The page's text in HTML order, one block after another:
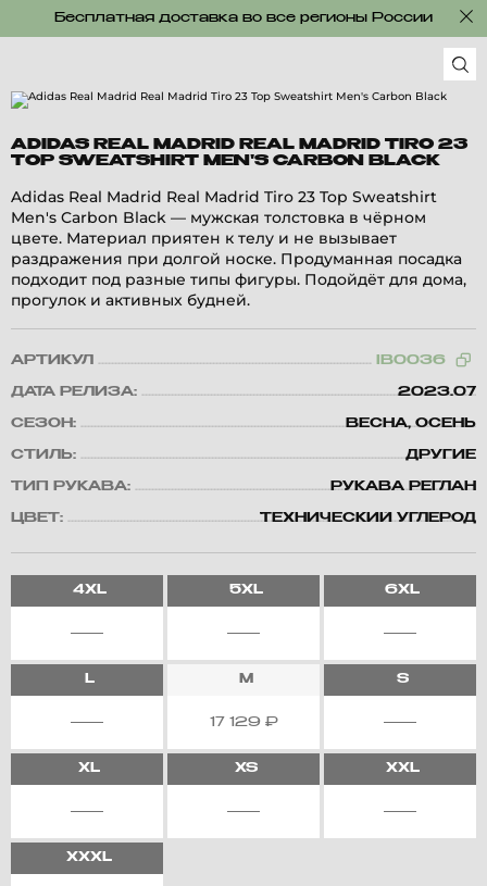
Бесплатная доставка во все регионы России
ADIDAS REAL MADRID REAL MADRID TIRO 23
TOP SWEATSHIRT MEN'S CARBON BLACK
Adidas Real Madrid Real Madrid Tiro 23 Top Sweatshirt
Men's Carbon Black — мужская толстовка в чёрном
цвете. Материал приятен к телу и не вызывает
раздражения при долгой носке. Продуманная посадка
подходит под разные типы фигуры. Подойдёт для дома,
прогулок и активных будней.
АРТИКУЛ IB0036
ДАТА РЕЛИЗА: 2023.07
СЕЗОН: ВЕСНА, ОСЕНЬ
СТИЛЬ: ДРУГИЕ
ТИП РУКАВА: РУКАВА РЕГЛАН
ЦВЕТ: ТЕХНИЧЕСКИЙ УГЛЕРОД
4XL 5XL 6XL
L M
17 129 ₽
S
XL XS XXL
XXXL